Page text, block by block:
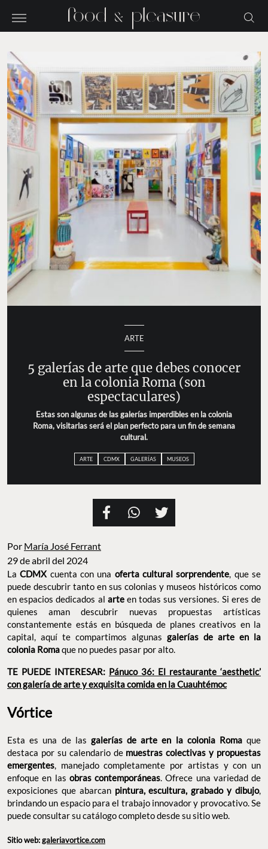
ARTE
5 galerías de arte que debes conocer
en la colonia Roma (son
espectaculares)
Estas son algunas de las galerías imperdibles en la colonia
Roma, visitarlas será el plan perfecto para un fin de semana
cultural.
ARTE CDMX GALERÍAS MUSEOS
Por María José Ferrant
29 de abril del 2024
LaCDMX cuenta con una oferta cultural sorprendente, que se
puede descubrir tanto en sus colonias y museos históricos como
en espacios dedicados al arteen todas sus versiones. Si eres de
quienes aman descubrir nuevas propuestas artísticas
constantemente estás en búsqueda de planes creativos en la
capital, aquí te compartimos algunas galerías de arte en la
colonia Romaque no puedes pasar por alto.
TE PUEDE INTERESAR: Pánuco 36: El restaurante ‘aesthetic’
con galería de arte y exquisita comida en la Cuauhtémoc
Vórtice
Esta es una de las galerías de arte en la colonia Romaque
destaca por su calendario de muestras colectivas y propuestas
emergentes, manejado completamente por artistas y con un
enfoque en las obras contemporáneas. Ofrece una variedad de
exposiciones que abarcanpintura, escultura, grabado y dibujo,
brindando un espacio para el trabajo innovador y provocativo. Se
puede consultar su catálogo completo desde su sitio web.
Sitio web:galeriavortice.com